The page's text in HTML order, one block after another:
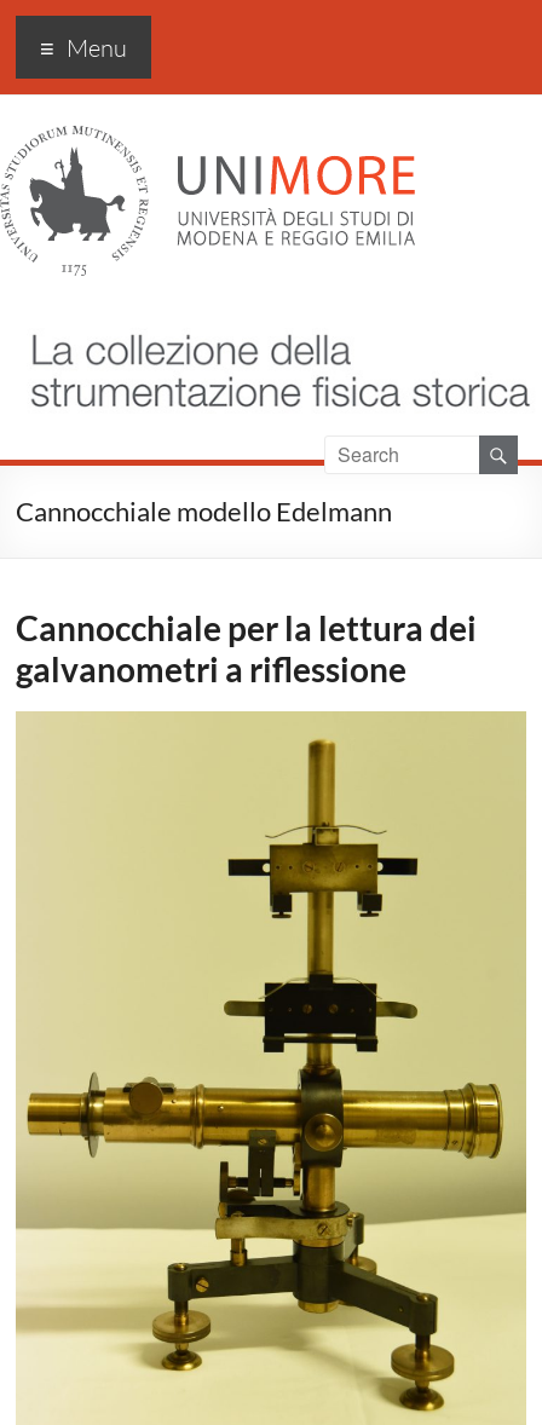
Strumentazione storica
Menu
Cannocchiale modello Edelmann
Cannocchiale per la lettura dei
galvanometri a riflessione